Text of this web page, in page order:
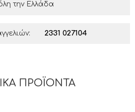
την Ελλάδα
2331 027104
ΠΡΟΪΌΝΤΑ